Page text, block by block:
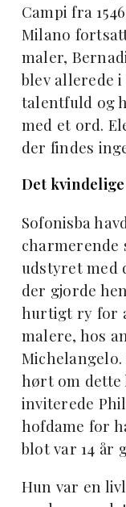
Campi fra
Milano
maler,
blev allerede
talentfuld og
med et ord.
der findes
Det
Sofonisba
charmerende
udstyret med
der gjorde
hurtigt ry for
malere, hos
Michelangelo.
hørt om dette
inviterede
hofdame for
blot var 14 år
Hun var en